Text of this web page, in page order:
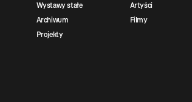
Wystawy stałe
Archiwum
Projekty
Artyści
Filmy